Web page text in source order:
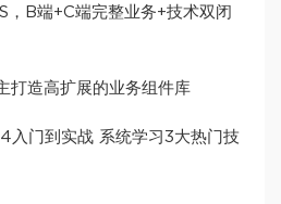
B端+C端完整业务+技术双闭
打造高扩展的业务组件库
门到实战 系统学习3大热门技